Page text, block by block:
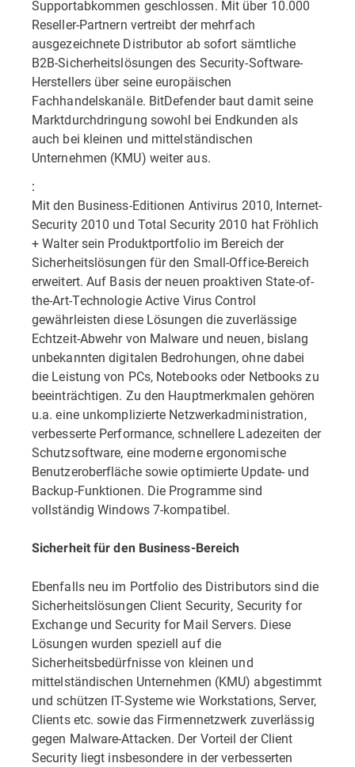
Supportabkommen geschlossen. Mit über 10.000
Reseller-Partnern vertreibt der mehrfach
ausgezeichnete Distributor ab sofort sämtliche
B2B-Sicherheitslösungen des Security-Software-
Herstellers über seine europäischen
Fachhandelskanäle. BitDefender baut damit seine
Marktdurchdringung sowohl bei Endkunden als
auch bei kleinen und mittelständischen
Unternehmen (KMU) weiter aus.
:
Mit den Business-Editionen Antivirus 2010, Internet-
Security 2010 und Total Security 2010 hat Fröhlich
+ Walter sein Produktportfolio im Bereich der
Sicherheitslösungen für den Small-Office-Bereich
erweitert. Auf Basis der neuen proaktiven State-of-
the-Art-Technologie Active Virus Control
gewährleisten diese Lösungen die zuverlässige
Echtzeit-Abwehr von Malware und neuen, bislang
unbekannten digitalen Bedrohungen, ohne dabei
die Leistung von PCs, Notebooks oder Netbooks zu
beeinträchtigen. Zu den Hauptmerkmalen gehören
u.a. eine unkomplizierte Netzwerkadministration,
verbesserte Performance, schnellere Ladezeiten der
Schutzsoftware, eine moderne ergonomische
Benutzeroberfläche sowie optimierte Update- und
Backup-Funktionen. Die Programme sind
vollständig Windows 7-kompatibel.
Sicherheit für den Business-Bereich
Ebenfalls neu im Portfolio des Distributors sind die
Sicherheitslösungen Client Security, Security for
Exchange und Security for Mail Servers. Diese
Lösungen wurden speziell auf die
Sicherheitsbedürfnisse von kleinen und
mittelständischen Unternehmen (KMU) abgestimmt
und schützen IT-Systeme wie Workstations, Server,
Clients etc. sowie das Firmennetzwerk zuverlässig
gegen Malware-Attacken. Der Vorteil der Client
Security liegt insbesondere in der verbesserten